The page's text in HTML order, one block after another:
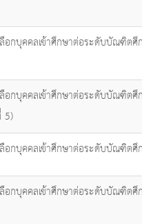
อกบุคคลเข้าศึกษาต่อระดับบัณฑิต
อกบุคคลเข้าศึกษาต่อระดับบัณฑิต
5)
อกบุคคลเข้าศึกษาต่อระดับบัณฑิต
อกบุคคลเข้าศึกษาต่อระดับบัณฑิต